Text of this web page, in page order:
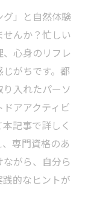
」と自然体験
んか？忙しい
心身のリフレ
がちです。都
入れたパーソ
アアクティビ
記事で詳しく
専門資格のあ
がら、自分ら
的なヒントが